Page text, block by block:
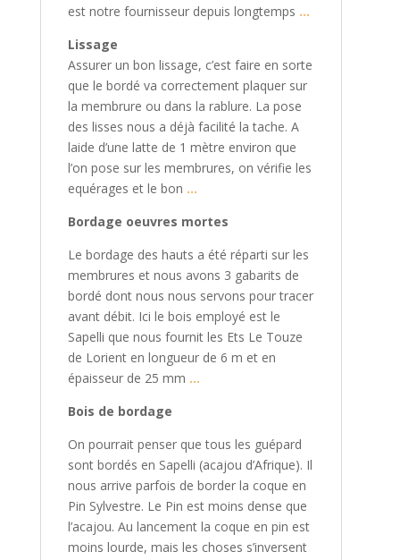
est notre fournisseur depuis longtemps …
Lissage
Assurer un bon lissage, c’est faire en sorte
que le bordé va correctement plaquer sur
la membrure ou dans la rablure. La pose
des lisses nous a déjà facilité la tache. A
laide d’une latte de 1 mètre environ que
l’on pose sur les membrures, on vérifie les
equérages et le bon …
Bordage oeuvres mortes
Le bordage des hauts a été réparti sur les
membrures et nous avons 3 gabarits de
bordé dont nous nous servons pour tracer
avant débit. Ici le bois employé est le
Sapelli que nous fournit les Ets Le Touze
de Lorient en longueur de 6 m et en
épaisseur de 25 mm …
Bois de bordage
On pourrait penser que tous les guépard
sont bordés en Sapelli (acajou d’Afrique). Il
nous arrive parfois de border la coque en
Pin Sylvestre. Le Pin est moins dense que
l’acajou. Au lancement la coque en pin est
moins lourde, mais les choses s’inversent